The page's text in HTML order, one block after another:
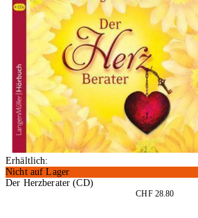
Erhältlich:
Nicht auf Lager
Der Herzberater (CD)
CHF 28.80